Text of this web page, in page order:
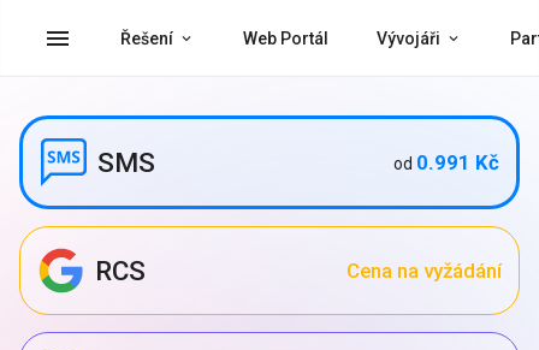
menu Řešení Web Portál Vývojáři
SMS od 0.991 Kč
RCS Cena na vyžádání